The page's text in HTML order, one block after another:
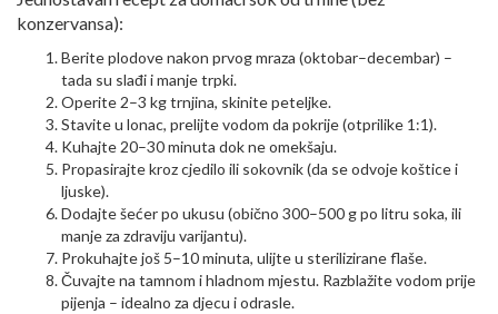
konzervansa):
Berite plodove nakon prvog mraza (oktobar–decembar) –
tada su slađi i manje trpki.
Operite 2–3 kg trnjina, skinite peteljke.
Stavite u lonac, prelijte vodom da pokrije (otprilike 1:1).
Kuhajte 20–30 minuta dok ne omekšaju.
Propasirajte kroz cjedilo ili sokovnik (da se odvoje koštice i
ljuske).
Dodajte šećer po ukusu (obično 300–500 g po litru soka, ili
manje za zdraviju varijantu).
Prokuhajte još 5–10 minuta, ulijte u sterilizirane flaše.
Čuvajte na tamnom i hladnom mjestu. Razblažite vodom prije
pijenja – idealno za djecu i odrasle.